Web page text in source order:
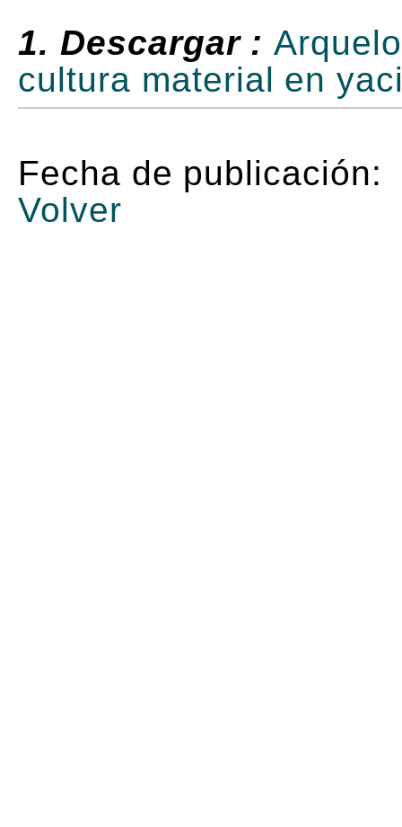
1. Descargar :
cultura material en
Fecha de publicación:
Volver